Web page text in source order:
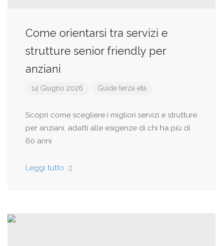
Come orientarsi tra servizi e
strutture senior friendly per
anziani
14 Giugno 2026 Guide terza età
Scopri come scegliere i migliori servizi e strutture
per anziani, adatti alle esigenze di chi ha più di
60 anni
Leggi tutto